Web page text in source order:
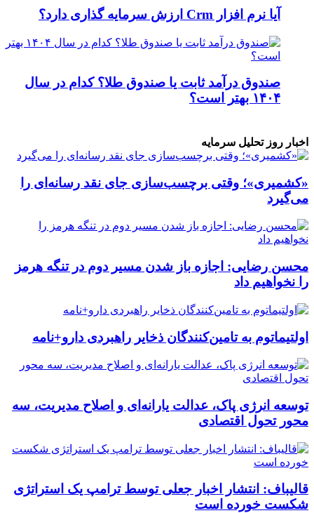
آیا نرم افزار Crm ارزش سرمایه گذاری دارد؟
صندوق درآمد ثابت یا صندوق طلا؟ کدام در سال
۱۴۰۴ بهتر است؟
اخبار روز تحلیل سرمایه
«کشمیری»؛ وقتی برچسب‌سازی جای نقد رسانه‌ای را
می‌گیرد
محسن رضایی: اجازه باز شدن مسیر دوم در تنگه هرمز
را نخواهیم داد
اولتیماتوم به تامین‌کنندگان ذخایر راهبردی دارو+نامه
توسعه انرژی پاک، عدالت یارانه‌ای و اصلاح مدیریت، سه
محور تحول اقتصادی
قالیباف: انتشار اخبار جعلی توسط ترامپ یک استراتژی
شکست خورده است